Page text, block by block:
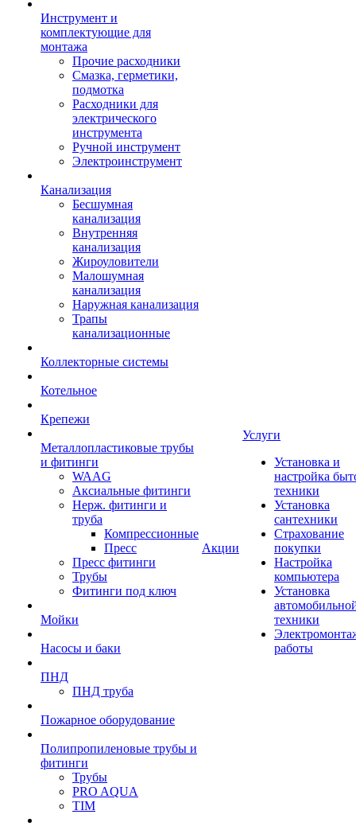
Инструмент и
комплектующие для
монтажа
Прочие расходники
Смазка, герметики,
подмотка
Расходники для
электрического
инструмента
Ручной инструмент
Электроинструмент
Канализация
Бесшумная
канализация
Внутренняя
канализация
Жироуловители
Малошумная
канализация
Наружная канализация
Трапы
канализационные
Коллекторные системы
Котельное
Крепежи
Металлопластиковые трубы
и фитинги
WAAG
Аксиальные фитинги
Нерж. фитинги и
труба
Компрессионные
Пресс
Пресс фитинги
Трубы
Фитинги под ключ
Мойки
Насосы и баки
ПНД
ПНД труба
Пожарное оборудование
Полипропиленовые трубы и
фитинги
Трубы
PRO AQUA
TIM
Акции
Услуги
Установка и
настройка
техники
Установка
сантехники
Страхование
покупки
Настройка
компьютера
Установка
техники
работы